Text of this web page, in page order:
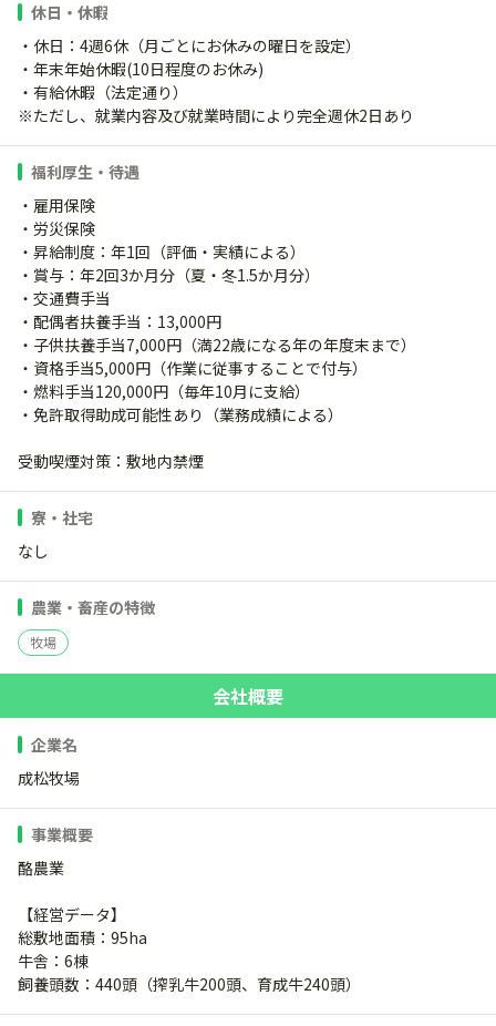
休日・休暇
・休日：4週6休（月ごとにお休みの曜日を設定）
・年末年始休暇(10日程度のお休み)
・有給休暇（法定通り）
※ただし、就業内容及び就業時間により完全週休2日あり
福利厚生・待遇
・雇用保険
・労災保険
・昇給制度：年1回（評価・実績による）
・賞与：年2回3か月分（夏・冬1.5か月分）
・交通費手当
・配偶者扶養手当：13,000円
・子供扶養手当7,000円（満22歳になる年の年度末まで）
・資格手当5,000円（作業に従事することで付与）
・燃料手当120,000円（毎年10月に支給）
・免許取得助成可能性あり（業務成績による）
受動喫煙対策：敷地内禁煙
寮・社宅
なし
農業・畜産の特徴
牧場
会社概要
企業名
成松牧場
事業概要
酪農業
【経営データ】
総敷地面積：95ha
牛舎：6棟
飼養頭数：440頭（搾乳牛200頭、育成牛240頭）